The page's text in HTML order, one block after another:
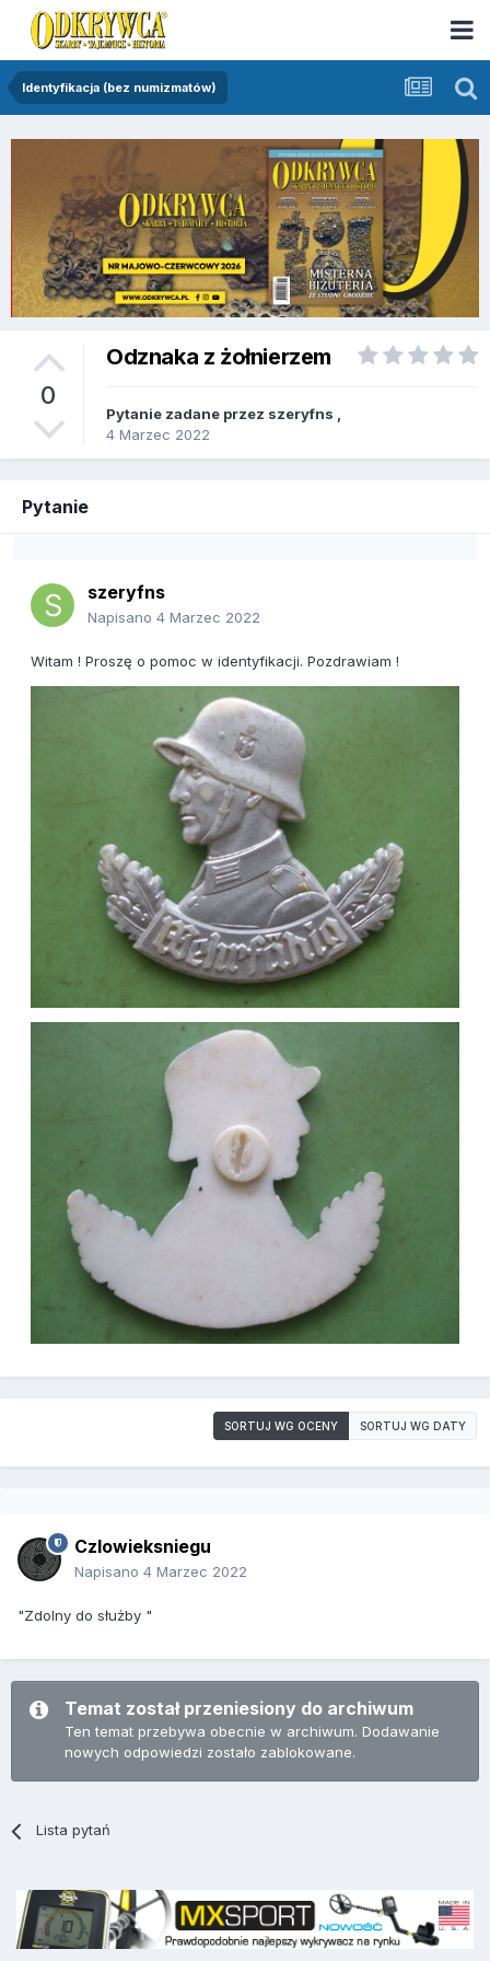
Identyfikacja (bez numizmatów)
0
Odznaka z żołnierzem
Pytanie zadane przez szeryfns
4 Marzec 2022
Pytanie
szeryfns
Napisano 4 Marzec 2022
Witam ! Proszę o pomoc w identyfikacji. Pozdrawiam !
SORTUJ WG OCENY SORTUJ WG DATY
Czlowieksniegu
Napisano 4 Marzec 2022
"Zdolny do służby "
Temat został przeniesiony do archiwum
Ten temat przebywa obecnie w archiwum. Dodawanie
nowych odpowiedzi zostało zablokowane.
Lista pytań